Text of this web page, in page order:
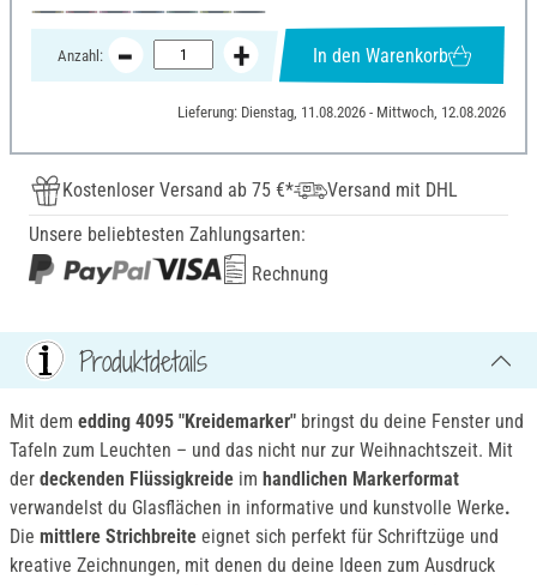
Anzahl: In den Warenkorb
Lieferung: Dienstag, 11.08.2026 - Mittwoch, 12.08.2026
Kostenloser Versand ab 75 €*
Versand mit DHL
Unsere beliebtesten Zahlungsarten:
Rechnung
Produktdetails
Mit dem edding 4095 "Kreidemarker" bringst du deine Fenster und
Tafeln zum Leuchten – und das nicht nur zur Weihnachtszeit. Mit
der deckenden Flüssigkreide im handlichen Markerformat
verwandelst du Glasflächen in informative und kunstvolle Werke.
Die mittlere Strichbreite eignet sich perfekt für Schriftzüge und
kreative Zeichnungen, mit denen du deine Ideen zum Ausdruck